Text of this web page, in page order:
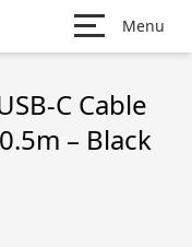
Menu
C Cable
– Black